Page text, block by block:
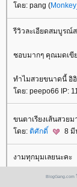
ดย: pang (
รีวิวละเอียดสมบูรณ์
ชอบมากๆ คุณมดเขี
ทำไมสวยขนาดนี้ อิ
ดย: peepo66 IP:
ขนตาเรียงเส้นสวยม
ดย: ติศักดิ์ 8 มี
งามทุกมุมเลยนะคะ
ปล.อยากลองที่เขียนคิ้
BlogGang.com